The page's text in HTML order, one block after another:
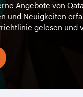
Angebote von
und Neuigkeiten
gelesen und